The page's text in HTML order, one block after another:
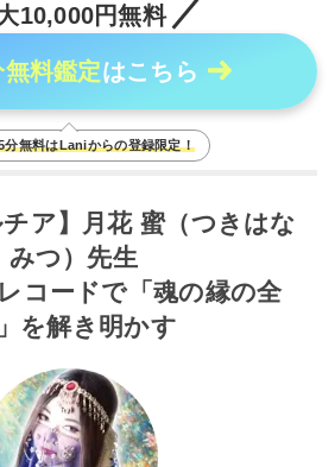
10,000円無料
料鑑定はこちら
分無料はLaniからの登録限定！
チア】月花 蜜（つきはな
みつ）先生
コードで「魂の縁の全
を解き明かす